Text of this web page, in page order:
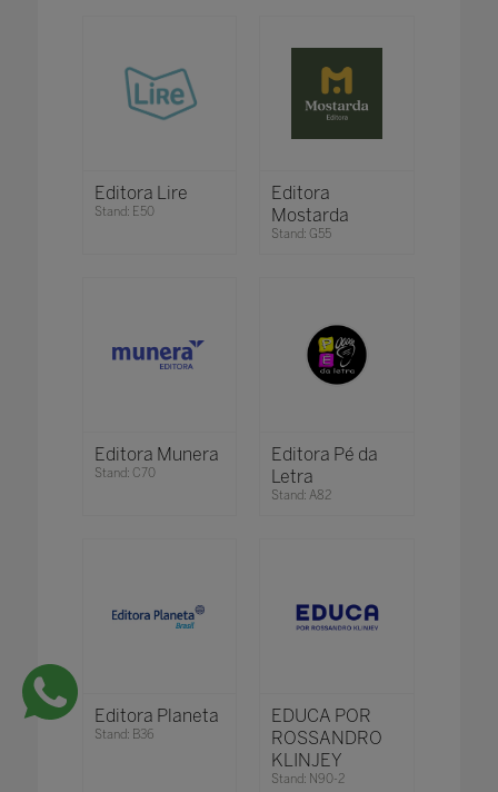
Editora Lire
Stand: E50
Editora
Mostarda
Stand: G55
Editora Munera
Stand: C70
Editora Pé da
Letra
Stand: A82
Editora Planeta
Stand: B36
EDUCA POR
ROSSANDRO
KLINJEY
Stand: N90-2